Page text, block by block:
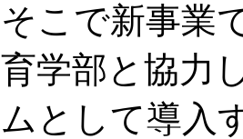
そこで新事業
育学部と協力
ムとして導入